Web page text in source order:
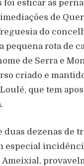
esticar as
de
do
pequena rota de
de Serra e
criado e
que tem
duas dezenas de
especial
Ameixial,